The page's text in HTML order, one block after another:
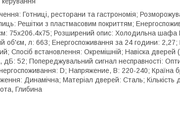
Готниці, ресторани та гастрономія;
Решітки з пластмасовим покриттям;
75x206.4x75; Розширений опис: Холодильна шафа
об'єм, л: 663; Енергоспоживання за 24 години: 2,27;
Спосіб встановлення: Окремішній; Навіска дверей
52; Попереджувальний сигнал несправності:
D; Напряжение, В: 220-240; Країна
Динамічна; Матеріал дверей: Сталь; Кількість
Глибина